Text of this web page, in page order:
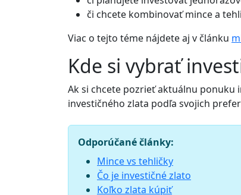
či chcete kombinovať mince a
Viac o tejto téme nájdete aj v článku
Kde si vybrať
Ak si chcete pozrieť aktuálnu ponuku
investičného zlata podľa svojich
Odporúčané články:
Mince vs tehličky
Čo je investičné zlato
Koľko zlata kúpiť